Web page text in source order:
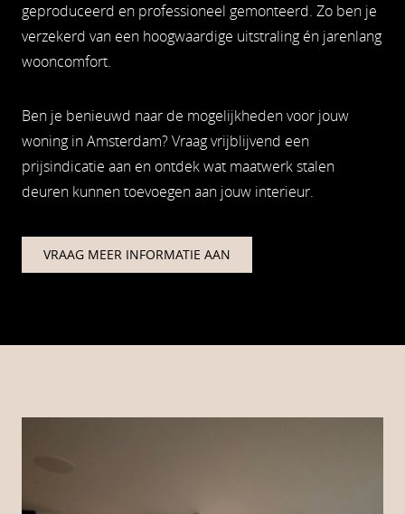
geproduceerd en professioneel gemonteerd. Zo ben je
verzekerd van een hoogwaardige uitstraling én jarenlang
wooncomfort.
Ben je benieuwd naar de mogelijkheden voor jouw
woning in Amsterdam? Vraag vrijblijvend een
prijsindicatie aan en ontdek wat maatwerk stalen
deuren kunnen toevoegen aan jouw interieur.
VRAAG MEER INFORMATIE AAN